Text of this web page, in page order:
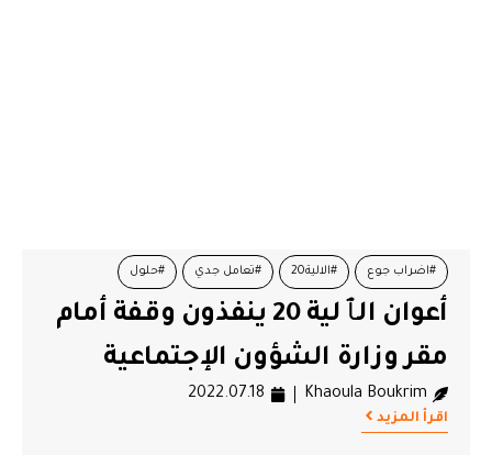
#اضراب جوع #الالية20 #تعامل جدي #حلول
#وزارة الشؤون الاجتماعية #وقفة احتجاجية
أعوان الٱلية 20 ينفذون وقفة أمام
مقر وزارة الشؤون الإجتماعية
Khaoula Boukrim
2022.07.18
اقرأ المزيد